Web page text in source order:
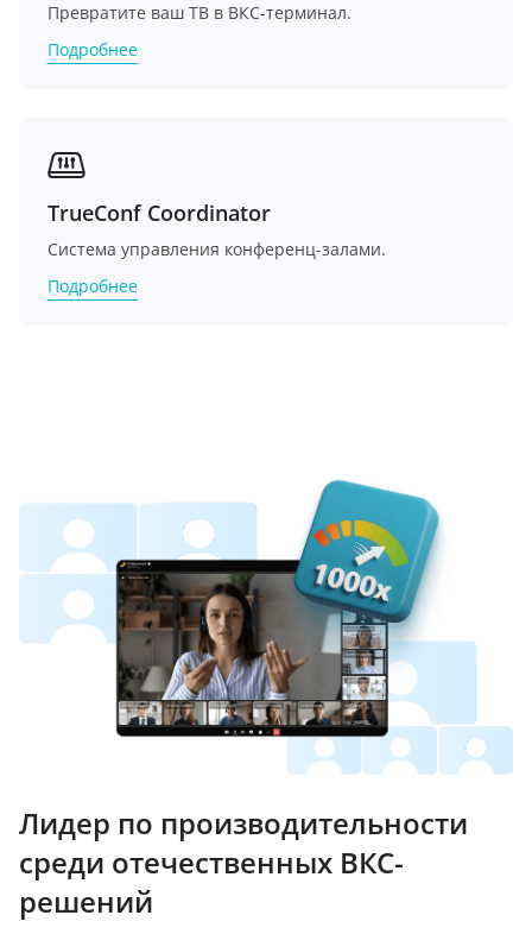
Превратите ваш ТВ в ВКС-терминал.
Подробнее
TrueConf Coordinator
Система управления конференц-залами.
Подробнее
Лидер по производительности
среди отечественных ВКС-
решений